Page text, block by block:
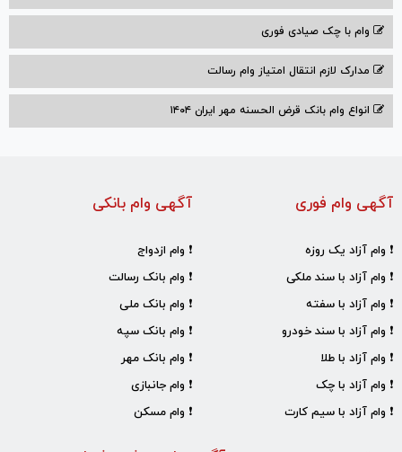
وام با‌ چک صیادی‌ فوری
مدارک لازم انتقال امتیاز وام رسالت
انواع وام بانک قرض الحسنه مهر ایران ۱۴۰۴
آگهی وام بانکی
❗ وام ازدواج
❗ وام بانک رسالت
❗ وام بانک ملی
❗ وام بانک سپه
❗ وام بانک مهر
❗ وام جانبازی
❗ وام مسکن
آگهی وام فوری
❗ وام آزاد یک روزه
❗ وام آزاد با سند ملکی
❗ وام آزاد با سفته
❗ وام آزاد با سند خودرو
❗ وام آزاد با طلا
❗ وام آزاد با چک
❗ وام آزاد با سیم کارت